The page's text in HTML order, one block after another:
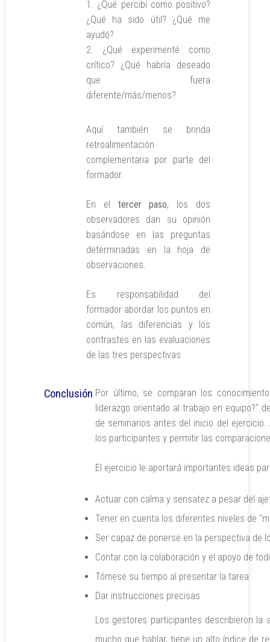
¿Qué percibí como positivo?
¿Qué ha sido útil? ¿Qué me
ayudó?
¿Qué experimenté como
crítico? ¿Qué habría deseado
que fuera
diferente/más/menos?
Aquí también se brinda
retroalimentación
complementaria por parte del
formador.
En el tercer paso, los dos
observadores dan su opinión
basándose en las preguntas
determinadas en la hoja de
observaciones.
Es responsabilidad del
formador abordar los puntos en
común, las diferencias y los
contrastes en las evaluaciones
de las tres perspectivas
Conclusión Por último, se comparan los
liderazgo orientado al trabajo en equipo?"
de seminarios antes del inicio del
los participantes y permitir las
El ejercicio le aportará importantes ideas
Actuar con calma y sensatez a pesar del
Tener en cuenta los diferentes niveles de
Ser capaz de ponerse en la perspectiva de
Contar con la colaboración y el apoyo de
Tómese su tiempo al presentar la tarea
Dar instrucciones precisas
Los gestores participantes describieron la
mucho que hablar, tiene un alto índice de